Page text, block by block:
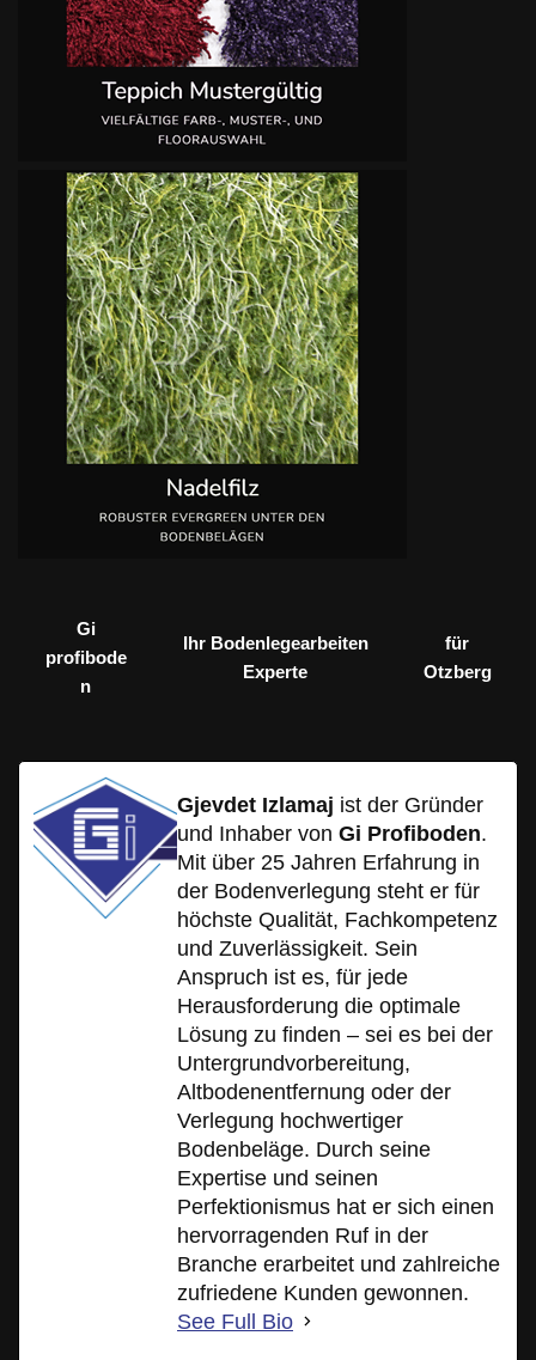
Gi
profibode
n
Ihr Bodenlegearbeiten
Experte
für
Otzberg
Gjevdet Izlamaj ist der Gründer
und Inhaber von Gi Profiboden.
Mit über 25 Jahren Erfahrung in
der Bodenverlegung steht er für
höchste Qualität, Fachkompetenz
und Zuverlässigkeit. Sein
Anspruch ist es, für jede
Herausforderung die optimale
Lösung zu finden – sei es bei der
Untergrundvorbereitung,
Altbodenentfernung oder der
Verlegung hochwertiger
Bodenbeläge. Durch seine
Expertise und seinen
Perfektionismus hat er sich einen
hervorragenden Ruf in der
Branche erarbeitet und zahlreiche
zufriedene Kunden gewonnen.
See Full Bio